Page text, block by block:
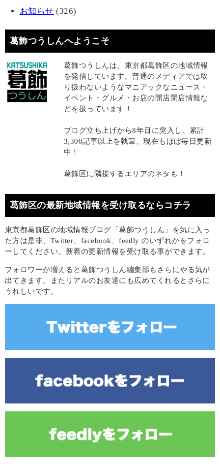
お知らせ (326)
葛飾つうしんへようこそ
葛飾つうしんは、東京都葛飾区の地域情報
を発信しています。普通のメディアでは取
り扱わないようなマニアックなニュース・
イベント・グルメ・お店の開店閉店情報な
どを扱っています！
ブログ立ち上げから8年目に突入し、累計
3,300記事以上を執筆、現在もほぼ毎日更新
中！
葛飾区に隣接するエリアのネタも！
葛飾区の最新地域情報を受け取るならコチラ
東京都葛飾区の地域情報ブログ「葛飾つうしん」を気に入っ
た方は是非、Twitter、facebook、feedly のいずれかをフォロ
ーしてください。新着の更新情報を受け取る事ができます。
フォロワーが増えると葛飾つうしん編集部もさらにやる気が
出てきます。またリアルのお友達にも広めてくれるとさらに
うれしいです。